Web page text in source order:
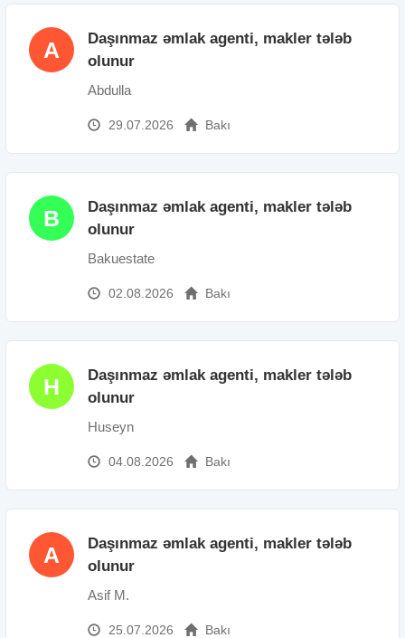
A
Daşınmaz əmlak agenti, makler tələb
olunur
Abdulla
29.07.2026 Bakı
B
Daşınmaz əmlak agenti, makler tələb
olunur
Bakuestate
02.08.2026 Bakı
H
Daşınmaz əmlak agenti, makler tələb
olunur
Huseyn
04.08.2026 Bakı
A
Daşınmaz əmlak agenti, makler tələb
olunur
Asif M.
25.07.2026 Bakı